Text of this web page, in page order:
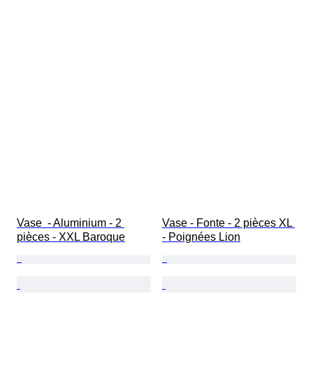
Vase  - Aluminium - 2
pièces - XXL Baroque
Vase - Fonte - 2 pièces XL
- Poignées Lion